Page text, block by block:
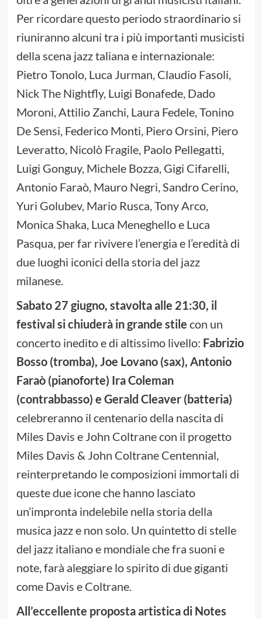
Per ricordare questo periodo straordinario si
riuniranno alcuni tra i più importanti musicisti
della scena jazz taliana e internazionale:
Pietro Tonolo, Luca Jurman, Claudio Fasoli,
Nick The Nightfly, Luigi Bonafede, Dado
Moroni, Attilio Zanchi, Laura Fedele, Tonino
De Sensi, Federico Monti, Piero Orsini, Piero
Leveratto, Nicolò Fragile, Paolo Pellegatti,
Luigi Gonguy, Michele Bozza, Gigi Cifarelli,
Antonio Faraò, Mauro Negri, Sandro Cerino,
Yuri Golubev, Mario Rusca, Tony Arco,
Monica Shaka, Luca Meneghello e Luca
Pasqua, per far rivivere l’energia e l’eredità di
due luoghi iconici della storia del jazz
milanese.
Sabato 27 giugno, stavolta alle 21:30, il
festival si chiuderà in grande stile con un
concerto inedito e di altissimo livello: Fabrizio
Bosso (tromba), Joe Lovano (sax), Antonio
Faraò (pianoforte) Ira Coleman
(contrabbasso) e Gerald Cleaver (batteria)
celebreranno il centenario della nascita di
Miles Davis e John Coltrane con il progetto
Miles Davis & John Coltrane Centennial,
reinterpretando le composizioni immortali di
queste due icone che hanno lasciato
un’impronta indelebile nella storia della
musica jazz e non solo. Un quintetto di stelle
del jazz italiano e mondiale che fra suoni e
note, farà aleggiare lo spirito di due giganti
come Davis e Coltrane.
All’eccellente proposta artistica di Notes